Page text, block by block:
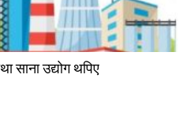
साना उद्योग थपिए